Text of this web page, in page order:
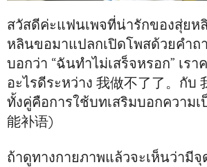
สวัสดีค่ะแฟนเพจที่น่ารักของสุ่ยห
หลินขอมาแปลกเปิดโพสด้วยคำถ
บอกว่า “ฉันทำไม่เสร็จหรอก” เรา
อะไรดีระหว่าง 我做不了了。กับ
ทั้งคู่คือการใช้บทเสริมบอกความเ
能补语)
ถ้าดูทางกายภาพแล้วจะเห็นว่ามี